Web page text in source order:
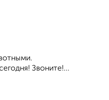
Звоните!...